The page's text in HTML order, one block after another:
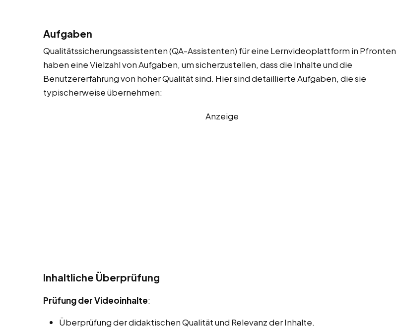
Aufgaben
Qualitätssicherungsassistenten (QA-Assistenten) für eine Lernvideoplattform in Pfronten
haben eine Vielzahl von Aufgaben, um sicherzustellen, dass die Inhalte und die
Benutzererfahrung von hoher Qualität sind. Hier sind detaillierte Aufgaben, die sie
typischerweise übernehmen:
Anzeige
Inhaltliche Überprüfung
Prüfung der Videoinhalte:
Überprüfung der didaktischen Qualität und Relevanz der Inhalte.